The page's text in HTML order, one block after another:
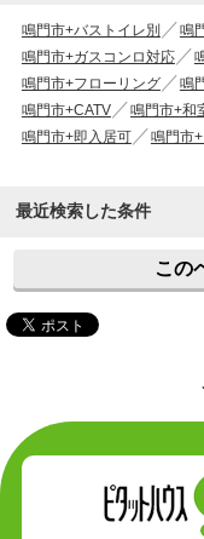
鳴門市+バストイレ別 鳴
鳴門市+ガスコンロ対応
鳴門市+フローリング
鳴
鳴門市+CATV
鳴門市+和
鳴門市+即入居可
鳴門市
最近検索した条件
この